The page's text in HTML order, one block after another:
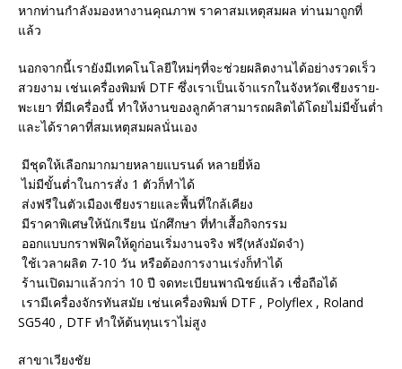
หากท่านกำลังมองหางานคุณภาพ ราคาสมเหตุสมผล ท่านมาถูกที่
แล้ว
นอกจากนี้เรายังมีเทคโนโลยีใหม่ๆที่จะช่วยผลิตงานได้อย่างรวดเร็ว
สวยงาม เช่นเครื่องพิมพ์ DTF ซึ่งเราเป็นเจ้าแรกในจังหวัดเชียงราย-
พะเยา ที่มีเครื่องนี้ ทำให้งานของลูกค้าสามารถผลิตได้โดยไม่มีขั้นต่ำ
และได้ราคาที่สมเหตุสมผลนั่นเอง
มีชุดให้เลือกมากมายหลายแบรนด์ หลายยี่ห้อ
ไม่มีขั้นต่ำในการสั่ง 1 ตัวก็ทำได้
ส่งฟรีในตัวเมืองเชียงรายและพื้นที่ใกล้เคียง
มีราคาพิเศษให้นักเรียน นักศึกษา ที่ทำเสื้อกิจกรรม
ออกแบบกราฟฟิคให้ดูก่อนเริ่มงานจริง ฟรี(หลังมัดจำ)
ใช้เวลาผลิต 7-10 วัน หรือต้องการงานเร่งก็ทำได้
ร้านเปิดมาแล้วกว่า 10 ปี จดทะเบียนพาณิชย์แล้ว เชื่อถือได้
เรามีเครื่องจักรทันสมัย เช่นเครื่องพิมพ์ DTF , Polyflex , Roland
SG540 , DTF ทำให้ต้นทุนเราไม่สูง
สาขาเวียงชัย